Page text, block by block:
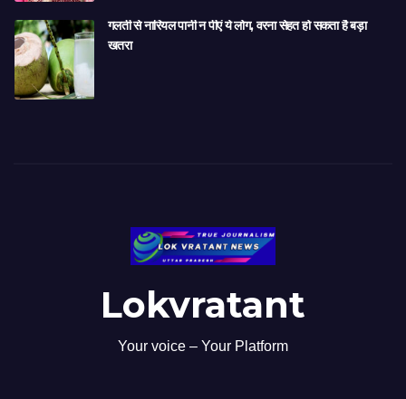
गलती से नारियल पानी न पीएं ये लोग, वरना सेहत हो सकता है बड़ा
खतरा
Lokvratant
Your voice – Your Platform